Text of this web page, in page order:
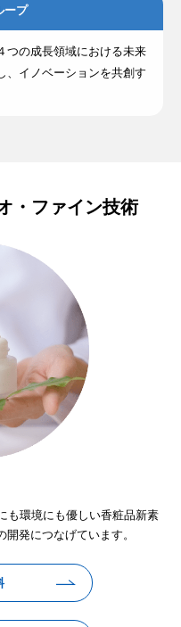
ープ
つの成長領域における未来
、イノベーションを共創す
・ファイン技術
も環境にも優しい香粧品新素
発につなげています。